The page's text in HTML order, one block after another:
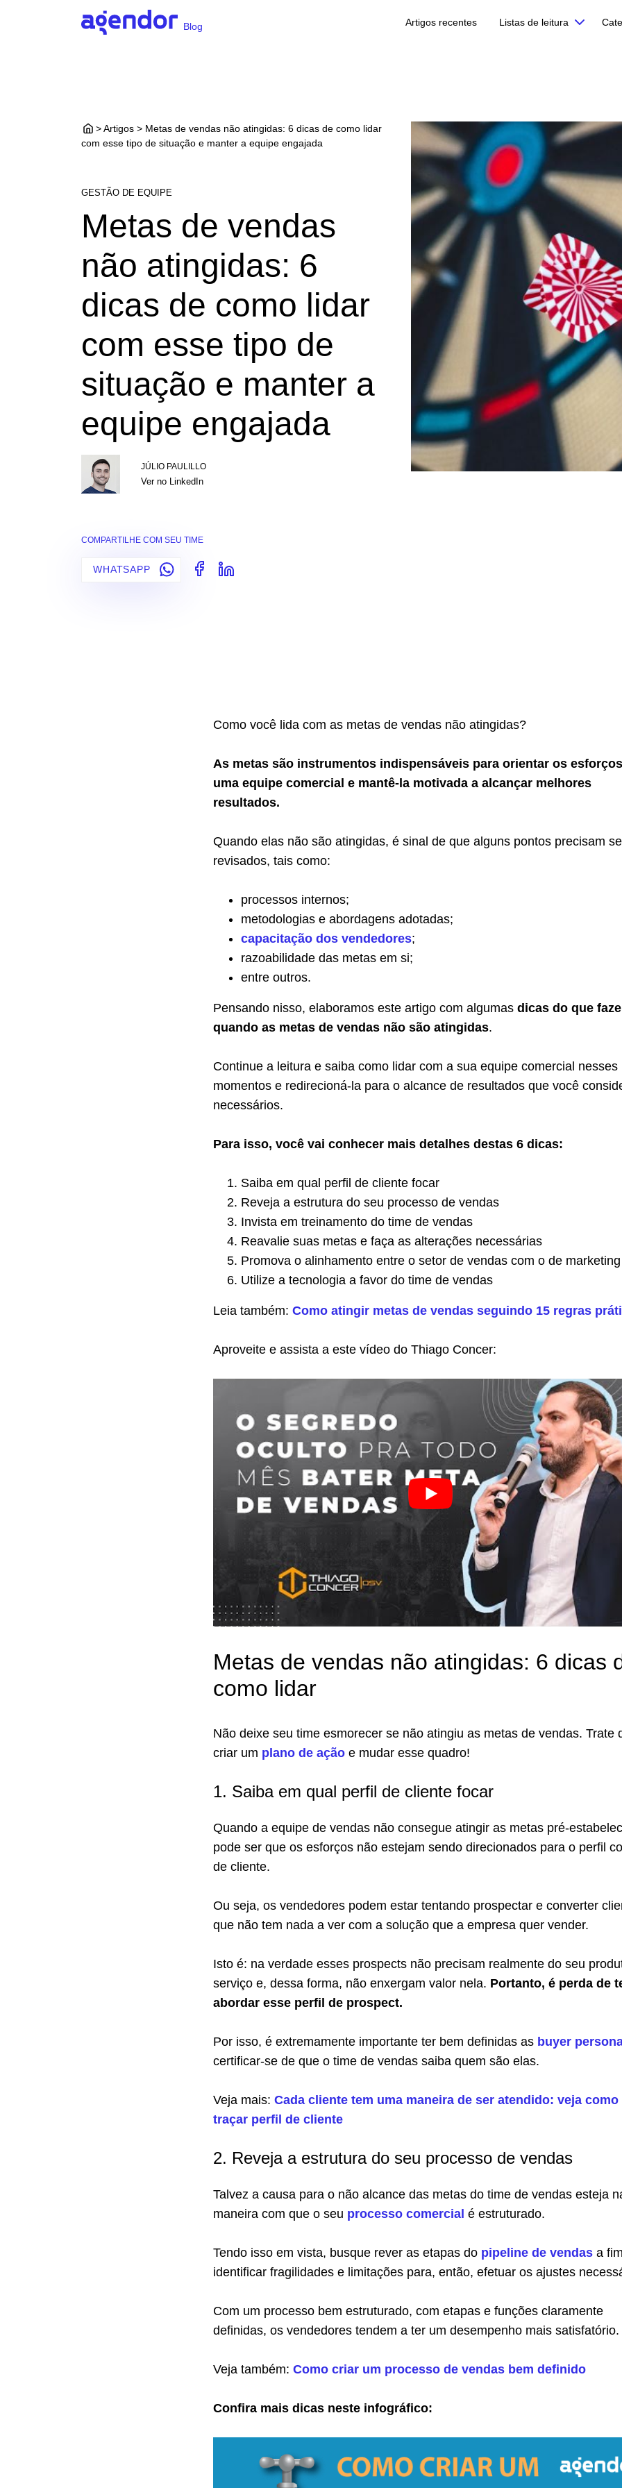
Blog Artigos recentes Listas de leitura
> Artigos > Metas de vendas não atingidas: 6 dicas de como lidar
com esse tipo de situação e manter a equipe engajada
GESTÃO DE EQUIPE
Metas de vendas
não atingidas: 6
dicas de como lidar
com esse tipo de
situação e manter a
equipe engajada
JÚLIO PAULILLO
Ver no LinkedIn
COMPARTILHE COM SEU TIME
WHATSAPP
Como você lida com as metas de vendas não atingidas?
As metas são instrumentos indispensáveis para orientar os
uma equipe comercial e mantê-la motivada a alcançar melhores
resultados.
Quando elas não são atingidas, é sinal de que alguns pontos precisam
revisados, tais como:
processos internos;
metodologias e abordagens adotadas;
capacitação dos vendedores;
razoabilidade das metas em si;
entre outros.
Pensando nisso, elaboramos este artigo com algumas dicas do que
quando as metas de vendas não são atingidas.
Continue a leitura e saiba como lidar com a sua equipe comercial nesses
momentos e redirecioná-la para o alcance de resultados que você
necessários.
Para isso, você vai conhecer mais detalhes destas 6 dicas:
Saiba em qual perfil de cliente focar
Reveja a estrutura do seu processo de vendas
Invista em treinamento do time de vendas
Reavalie suas metas e faça as alterações necessárias
Promova o alinhamento entre o setor de vendas com o de marketing
Utilize a tecnologia a favor do time de vendas
Leia também: Como atingir metas de vendas seguindo 15 regras
Aproveite e assista a este vídeo do Thiago Concer:
Metas de vendas não atingidas: 6 dicas
como lidar
Não deixe seu time esmorecer se não atingiu as metas de vendas. Trate
criar um plano de ação e mudar esse quadro!
1. Saiba em qual perfil de cliente focar
Quando a equipe de vendas não consegue atingir as metas pré-
pode ser que os esforços não estejam sendo direcionados para o perfil
de cliente.
Ou seja, os vendedores podem estar tentando prospectar e converter
que não tem nada a ver com a solução que a empresa quer vender.
Isto é: na verdade esses prospects não precisam realmente do seu
serviço e, dessa forma, não enxergam valor nela. Portanto, é perda de
abordar esse perfil de prospect.
Por isso, é extremamente importante ter bem definidas as buyer
certificar-se de que o time de vendas saiba quem são elas.
Veja mais: Cada cliente tem uma maneira de ser atendido: veja como
traçar perfil de cliente
2. Reveja a estrutura do seu processo de vendas
Talvez a causa para o não alcance das metas do time de vendas esteja
maneira com que o seu processo comercial é estruturado.
Tendo isso em vista, busque rever as etapas do pipeline de vendas a
identificar fragilidades e limitações para, então, efetuar os ajustes
Com um processo bem estruturado, com etapas e funções claramente
definidas, os vendedores tendem a ter um desempenho mais satisfatório.
Veja também: Como criar um processo de vendas bem definido
Confira mais dicas neste infográfico: